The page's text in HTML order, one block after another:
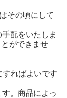
その頃にして
配をいたしま
ができませ
すればよいです
。商品によっ